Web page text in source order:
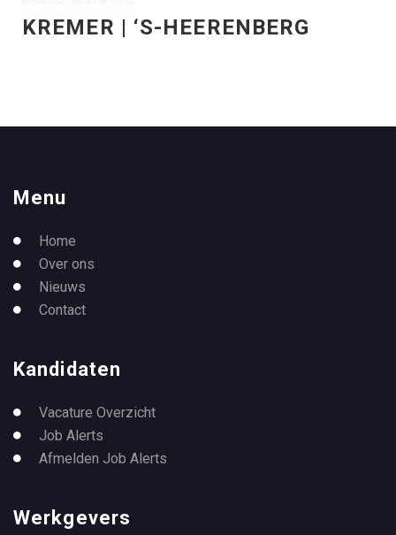
KREMER | ‘S-HEERENBERG
Menu
Home
Over ons
Nieuws
Contact
Kandidaten
Vacature Overzicht
Job Alerts
Afmelden Job Alerts
Werkgevers